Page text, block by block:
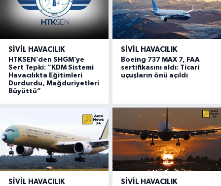
SIVIL HAVACILIK
HTKSEN’den SHGM’ye
Sert Tepki: “KDM Sistemi
Havacılıkta Eğitimleri
Durdurdu, Mağduriyetleri
Büyüttü”
SIVIL HAVACILIK
Boeing 737 MAX 7, FAA
sertifikasını aldı: Ticari
uçuşların önü açıldı
SIVIL HAVACILIK SIVIL HAVACILIK